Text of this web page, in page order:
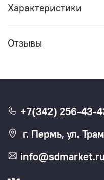
Характеристики
Отзывы
+7(342) 256-43-
г. Пермь, ул.
info@sdmarket.ru